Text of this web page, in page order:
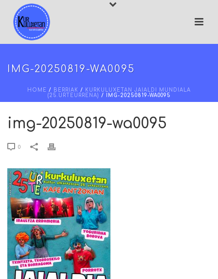
IMG-20250819-WA0095
HOME / BERRIAK /
KURKULUXETAN JAIALDI MUNDIALA
(25.URTEURRENA) / IMG-20250819-WA0095
img-20250819-wa0095
0